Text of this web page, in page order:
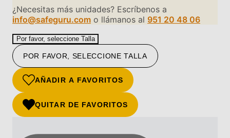
¿Necesitas más unidades? Escríbenos a
info@safeguru.com o llámanos al 951 20 48 06
Por favor, seleccione Talla
POR FAVOR, SELECCIONE TALLA
AÑADIR A FAVORITOS
QUITAR DE FAVORITOS